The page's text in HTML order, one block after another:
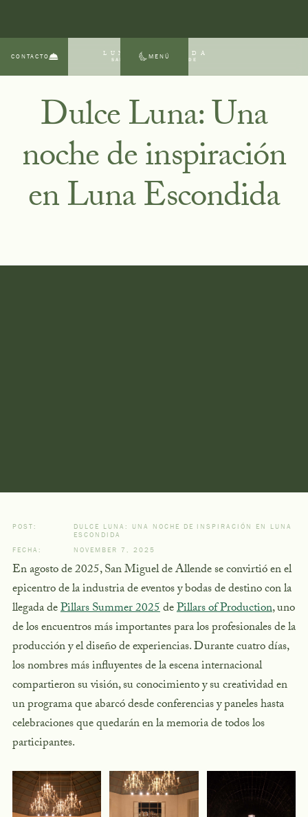
LUNA ESCONDIDA
SAN MIGUEL DE ALLENDE
MENÚ
CONTACTO
Dulce Luna: Una
noche de inspiración
en Luna Escondida
POST:
DULCE LUNA: UNA NOCHE DE INSPIRACIÓN EN LUNA
ESCONDIDA
FECHA:
NOVEMBER 7, 2025
En agosto de 2025, San Miguel de Allende se convirtió en el
epicentro de la industria de eventos y bodas de destino con la
llegada dePillars Summer 2025dePillars of Production, uno
de los encuentros más importantes para los profesionales de la
producción y el diseño de experiencias. Durante cuatro días,
los nombres más influyentes de la escena internacional
compartieron su visión, su conocimiento y su creatividad en
un programa que abarcó desde conferencias y paneles hasta
celebraciones que quedarán en la memoria de todos los
participantes.